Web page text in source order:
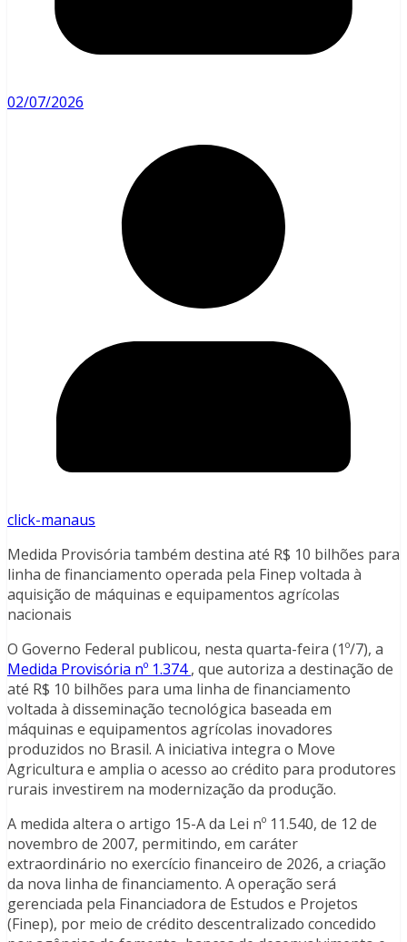
02/07/2026
click-manaus
Medida Provisória também destina até R$ 10 bilhões para
linha de financiamento operada pela Finep voltada à
aquisição de máquinas e equipamentos agrícolas
nacionais
O Governo Federal publicou, nesta quarta-feira (1º/7), a
Medida Provisória nº 1.374, que autoriza a destinação de
até R$ 10 bilhões para uma linha de financiamento
voltada à disseminação tecnológica baseada em
máquinas e equipamentos agrícolas inovadores
produzidos no Brasil. A iniciativa integra o Move
Agricultura e amplia o acesso ao crédito para produtores
rurais investirem na modernização da produção.
A medida altera o artigo 15-A da Lei nº 11.540, de 12 de
novembro de 2007, permitindo, em caráter
extraordinário no exercício financeiro de 2026, a criação
da nova linha de financiamento. A operação será
gerenciada pela Financiadora de Estudos e Projetos
(Finep), por meio de crédito descentralizado concedido